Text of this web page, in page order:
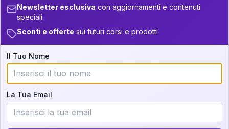
Iscriviti alla newsletter per ricevere
aggiornamenti quando sarà disponibile.
Cosa scoprirete nella vostra
interpretazione:
💕 Come rafforzare la vostra unione
Newsletter esclusiva con aggiornamenti e contenuti
speciali
Sconti e offerte sui futuri corsi e prodotti
Il Tuo Nome
La Tua Email